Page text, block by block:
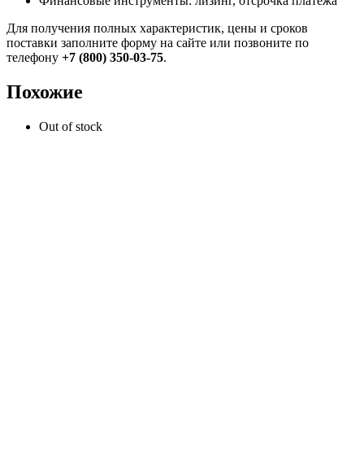
Для получения полных характеристик, цены и сроков
поставки заполните форму на сайте или позвоните по
телефону +7 (800) 350-03-75.
Похожие
Out of stock